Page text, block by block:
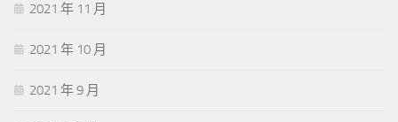
2021 年 11 月
2021 年 10 月
2021 年 9 月